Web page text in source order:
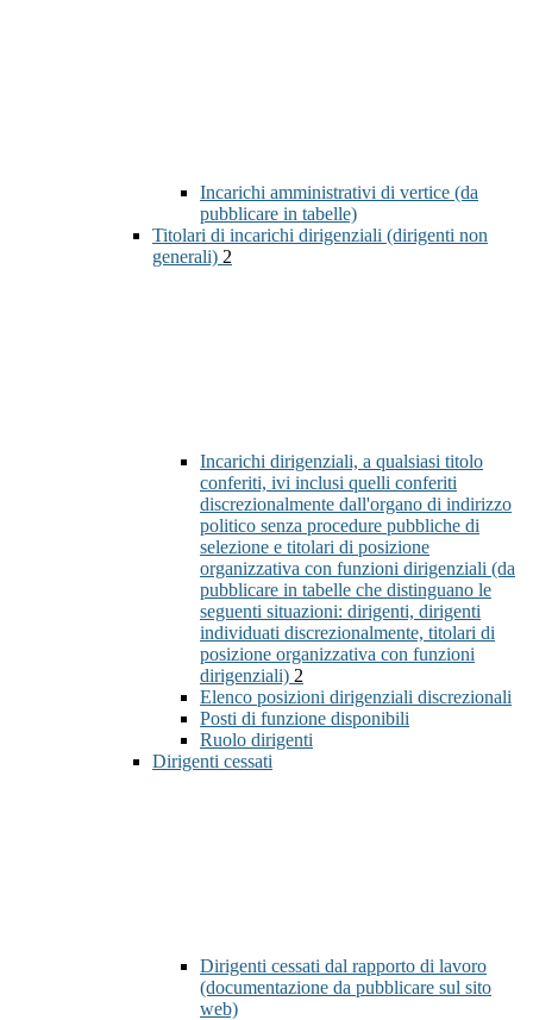
Incarichi amministrativi di vertice (da
pubblicare in tabelle)
Titolari di incarichi dirigenziali (dirigenti non
generali) 2
Incarichi dirigenziali, a qualsiasi titolo
conferiti, ivi inclusi quelli conferiti
discrezionalmente dall'organo di indirizzo
politico senza procedure pubbliche di
selezione e titolari di posizione
organizzativa con funzioni dirigenziali (da
pubblicare in tabelle che distinguano le
seguenti situazioni: dirigenti, dirigenti
individuati discrezionalmente, titolari di
posizione organizzativa con funzioni
dirigenziali) 2
Elenco posizioni dirigenziali discrezionali
Posti di funzione disponibili
Ruolo dirigenti
Dirigenti cessati
Dirigenti cessati dal rapporto di lavoro
(documentazione da pubblicare sul sito
web)